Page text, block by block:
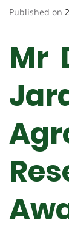
Published on
Mr